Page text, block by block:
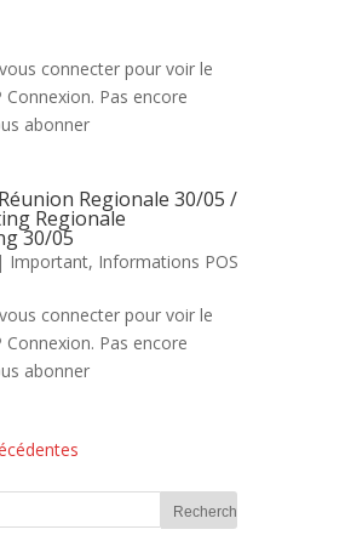
connecter pour voir le
Connexion. Pas encore
abonner
Regionale 30/05 /
Regionale
30/05
Important, Informations POS
connecter pour voir le
Connexion. Pas encore
abonner